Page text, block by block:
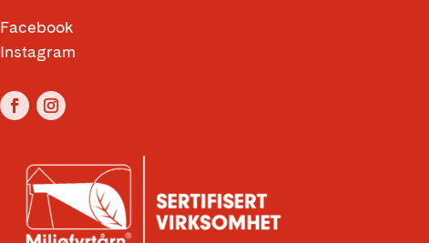
Facebook
Instagram